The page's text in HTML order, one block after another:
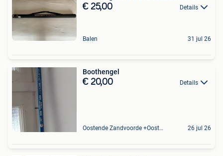
€ 25,00 Details
Balen 31 jul 26
Boothengel
€ 20,00 Details
Oostende Zandvoorde +Oostende 26 jul 26